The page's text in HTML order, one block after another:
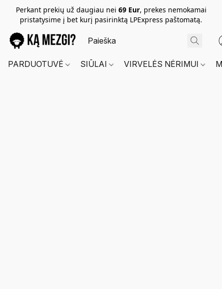
Perkant prekių už daugiau nei 69 Eur, prekes nemokamai
pristatysime į bet kurį pasirinktą LPExpress paštomatą.
PARDUOTUVĖ SIŪLAI VIRVELĖS NĖRIMUI